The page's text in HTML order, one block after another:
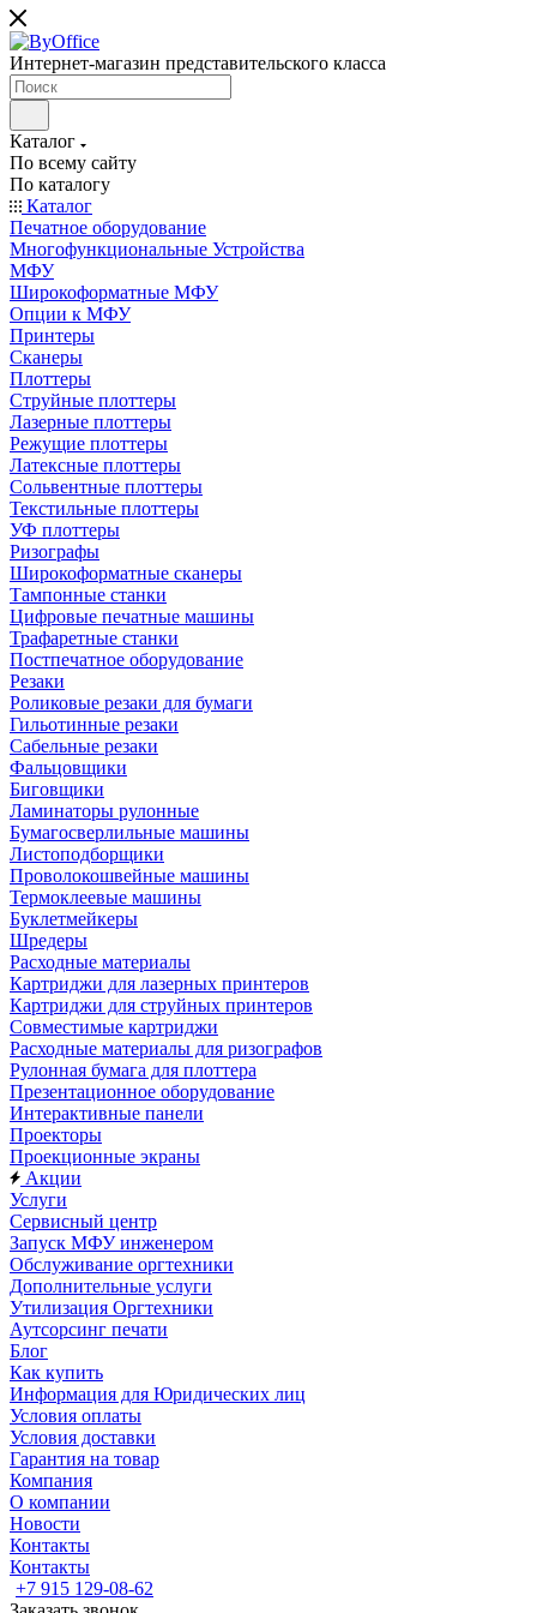
Интернет-магазин представительского класса
Каталог
По всему сайту
По каталогу
Каталог
Печатное оборудование
Многофункциональные Устройства
МФУ
Широкоформатные МФУ
Опции к МФУ
Принтеры
Сканеры
Плоттеры
Струйные плоттеры
Лазерные плоттеры
Режущие плоттеры
Латексные плоттеры
Сольвентные плоттеры
Текстильные плоттеры
УФ плоттеры
Ризографы
Широкоформатные сканеры
Тампонные станки
Цифровые печатные машины
Трафаретные станки
Постпечатное оборудование
Резаки
Роликовые резаки для бумаги
Гильотинные резаки
Сабельные резаки
Фальцовщики
Биговщики
Ламинаторы рулонные
Бумагосверлильные машины
Листоподборщики
Проволокошвейные машины
Термоклеевые машины
Буклетмейкеры
Шредеры
Расходные материалы
Картриджи для лазерных принтеров
Картриджи для струйных принтеров
Совместимые картриджи
Расходные материалы для ризографов
Рулонная бумага для плоттера
Презентационное оборудование
Интерактивные панели
Проекторы
Проекционные экраны
Акции
Услуги
Сервисный центр
Запуск МФУ инженером
Обслуживание оргтехники
Дополнительные услуги
Утилизация Оргтехники
Аутсорсинг печати
Блог
Как купить
Информация для Юридических лиц
Условия оплаты
Условия доставки
Гарантия на товар
Компания
О компании
Новости
Контакты
Контакты
+7 915 129-08-62